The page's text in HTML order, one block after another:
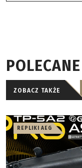
POLECANE
ZOBACZ TAKŻE
REPLIKI AEG